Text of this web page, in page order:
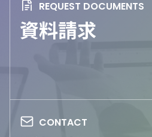
資料請求